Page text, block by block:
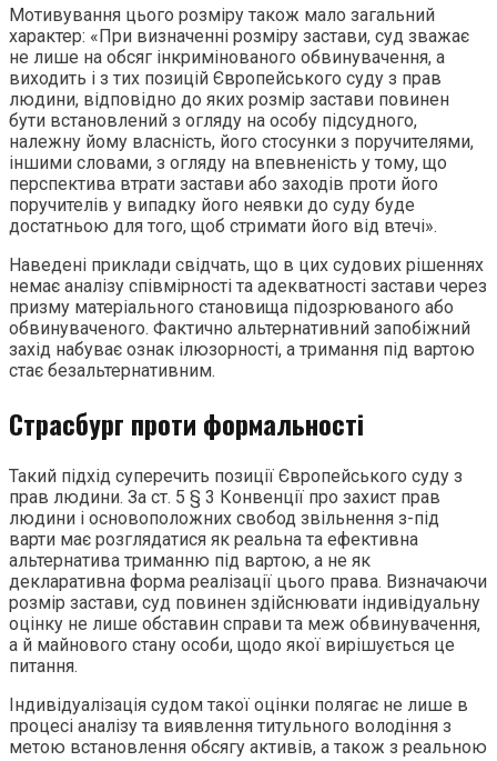
Мотивування цього розміру також мало загальний
характер: «При визначенні розміру застави, суд зважає
не лише на обсяг інкримінованого обвинувачення, а
виходить і з тих позицій Європейського суду з прав
людини, відповідно до яких розмір застави повинен
бути встановлений з огляду на особу підсудного,
належну йому власність, його стосунки з поручителями,
іншими словами, з огляду на впевненість у тому, що
перспектива втрати застави або заходів проти його
поручителів у випадку його неявки до суду буде
достатньою для того, щоб стримати його від втечі».
Наведені приклади свідчать, що в цих судових рішеннях
немає аналізу співмірності та адекватності застави через
призму матеріального становища підозрюваного або
обвинуваченого. Фактично альтернативний запобіжний
захід набуває ознак ілюзорності, а тримання під вартою
стає безальтернативним.
Страсбург проти формальності
Такий підхід суперечить позиції Європейського суду з
прав людини. За ст. 5 § 3 Конвенції про захист прав
людини і основоположних свобод звільнення з-під
варти має розглядатися як реальна та ефективна
альтернатива триманню під вартою, а не як
декларативна форма реалізації цього права. Визначаючи
розмір застави, суд повинен здійснювати індивідуальну
оцінку не лише обставин справи та меж обвинувачення,
а й майнового стану особи, щодо якої вирішується це
питання.
Індивідуалізація судом такої оцінки полягає не лише в
процесі аналізу та виявлення титульного володіння з
метою встановлення обсягу активів, а також з реальною